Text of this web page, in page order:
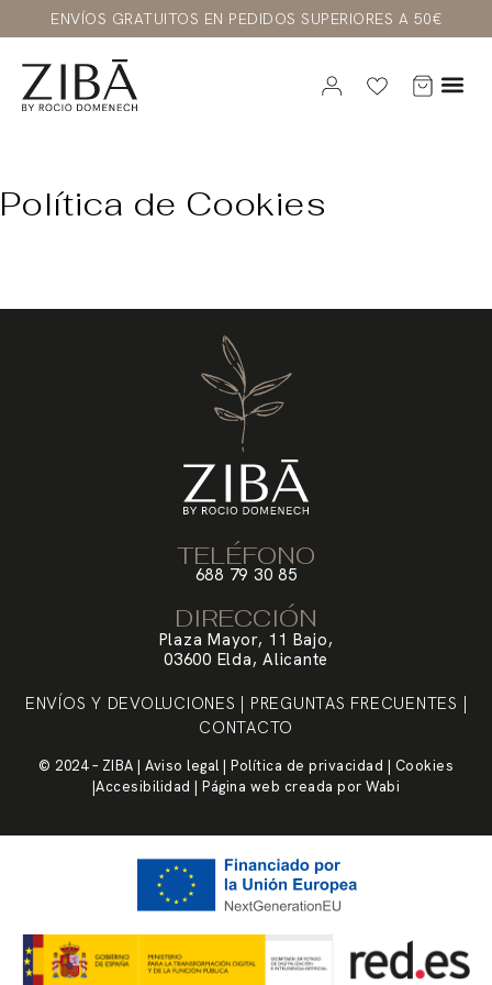
ENVÍOS GRATUITOS EN PEDIDOS SUPERIORES A 50€
Política de Cookies
TELÉFONO
688 79 30 85
DIRECCIÓN
Plaza Mayor, 11 Bajo,
03600 Elda, Alicante
ENVÍOS Y DEVOLUCIONES | PREGUNTAS FRECUENTES |
CONTACTO
© 2024 – ZIBA | Aviso legal | Política de privacidad | Cookies
|Accesibilidad | Página web creada porWabi